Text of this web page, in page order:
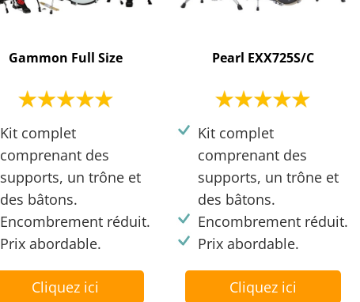
Gammon Full Size
Kit complet
comprenant des
supports, un trône et
des bâtons.
Encombrement réduit.
Prix abordable.
Cliquez ici
Pearl EXX725S/C
Kit complet
comprenant des
supports, un trône et
des bâtons.
Encombrement réduit.
Prix abordable.
Cliquez ici